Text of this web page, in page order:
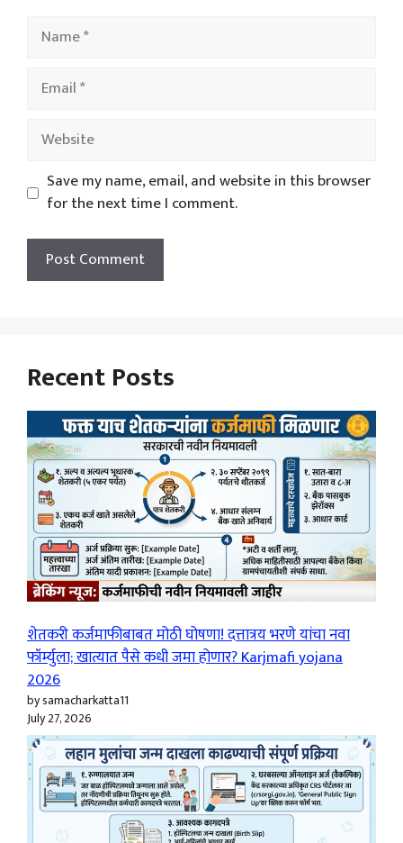
Name
Email
Website
Save my name, email, and website in this browser
for the next time I comment.
Recent Posts
शेतकरी कर्जमाफीबाबत मोठी घोषणा! दत्तात्रय भरणे यांचा नवा
फॉर्म्युला; खात्यात पैसे कधी जमा होणार? Karjmafi yojana
2026
by samacharkatta11
July 27, 2026